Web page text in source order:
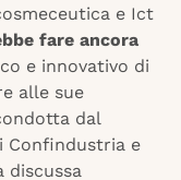
e Ict
fare ancora
e innovativo di
alle sue
dal
Confindustria e
discussa